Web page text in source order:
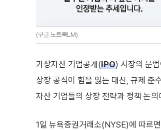
(구글 노트북LM)
가상자산 기업공개(IPO) 시장의 문
상장 공식이 힘을 잃는 대신, 규제 준
자산 기업들의 상장 전략과 정책 논
1일 뉴욕증권거래소(NYSE)에 따르